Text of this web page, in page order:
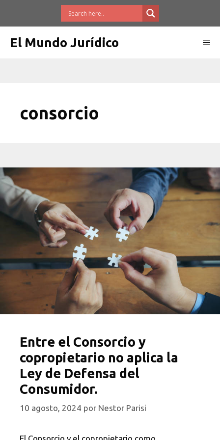
El Mundo Jurídico
consorcio
Entre el Consorcio y
copropietario no aplica la
Ley de Defensa del
Consumidor.
10 agosto, 2024 por Nestor Parisi